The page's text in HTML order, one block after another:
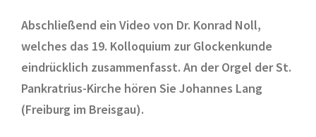
Abschließend ein Video von Dr. Konrad Noll,
welches das 19. Kolloquium zur Glockenkunde
eindrücklich zusammenfasst. An der Orgel der St.
Pankratrius-Kirche hören Sie Johannes Lang
(Freiburg im Breisgau).